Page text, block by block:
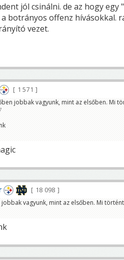
jól csinálni. de az hogy
botrányos offenz hívásokkal.
vezet.
1 571
jobbak vagyunk, mint az elsőben. Mi
18 098
vagyunk, mint az elsőben. Mi